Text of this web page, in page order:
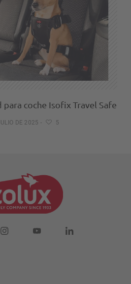
coche Isofix Travel Safe
DE 2025 - 5